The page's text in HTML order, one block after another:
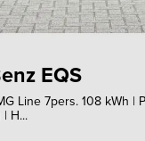
EQS
Line 7pers. 108 kWh |
H...